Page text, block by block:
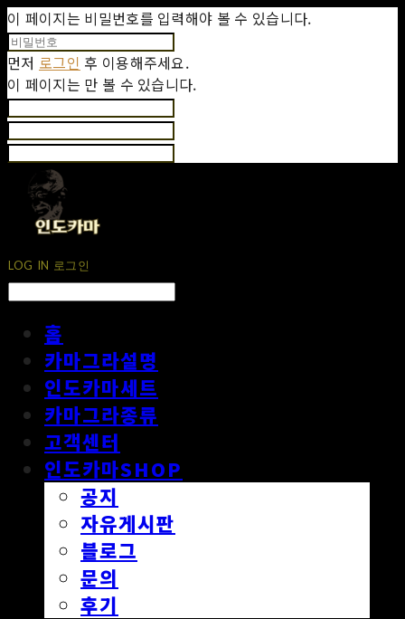
이 페이지는 비밀번호를 입력해야 볼 수 있습니다.
먼저 로그인 후 이용해주세요.
이 페이지는 만 볼 수 있습니다.
LOG IN 로그인
홈
카마그라설명
인도카마세트
카마그라종류
고객센터
인도카마SHOP
공지
자유게시판
블로그
문의
후기